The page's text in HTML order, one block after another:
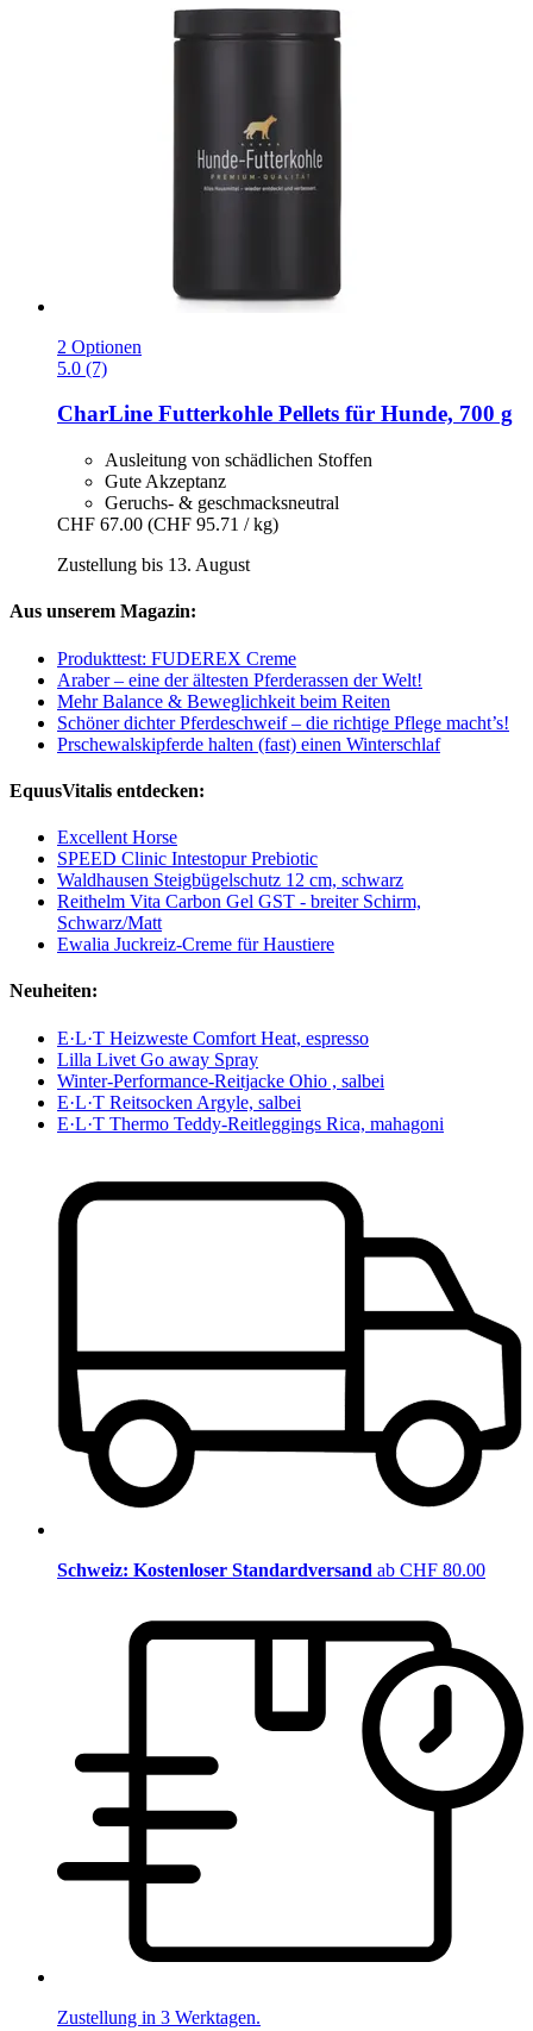
2 Optionen
5.0 (7)
CharLine Futterkohle Pellets für Hunde, 700 g
Ausleitung von schädlichen Stoffen
Gute Akzeptanz
Geruchs- & geschmacksneutral
CHF 67.00 (CHF 95.71 / kg)
Zustellung bis 13. August
Aus unserem Magazin:
Produkttest: FUDEREX Creme
Araber – eine der ältesten Pferderassen der Welt!
Mehr Balance & Beweglichkeit beim Reiten
Schöner dichter Pferdeschweif – die richtige Pflege macht’s!
Prschewalskipferde halten (fast) einen Winterschlaf
EquusVitalis entdecken:
Excellent Horse
SPEED Clinic Intestopur Prebiotic
Waldhausen Steigbügelschutz 12 cm, schwarz
Reithelm Vita Carbon Gel GST - breiter Schirm,
Schwarz/Matt
Ewalia Juckreiz-Creme für Haustiere
Neuheiten:
E·L·T Heizweste Comfort Heat, espresso
Lilla Livet Go away Spray
Winter-Performance-Reitjacke Ohio , salbei
E·L·T Reitsocken Argyle, salbei
E·L·T Thermo Teddy-Reitleggings Rica, mahagoni
Schweiz: Kostenloser Standardversand ab CHF 80.00
Zustellung in 3 Werktagen.